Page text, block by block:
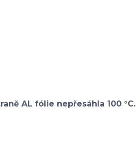
AL fólie nepřesáhla 100 °C.